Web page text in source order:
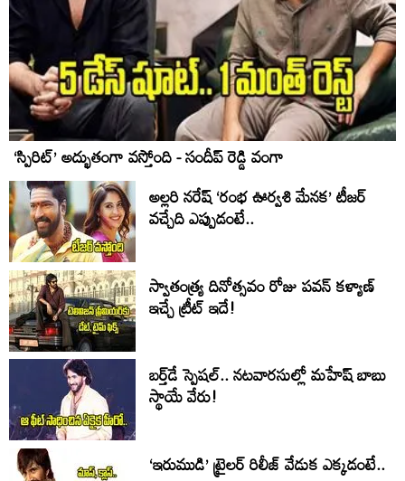
‘స్పిరిట్’ అద్భుతంగా వస్తోంది - సందీప్ రెడ్డి వంగా
అల్లరి నరేష్ ‘రంభ ఊర్వశి మేనక’ టీజర్
వచ్చేది ఎప్పుడంటే..
స్వాతంత్య్ర దినోత్సవం రోజు పవన్ కళ్యాణ్
ఇచ్చే ట్రీట్ ఇదే!
బర్త్‌‌డే స్పెషల్.. నటవారసుల్లో మహేష్ బాబు
స్థాయే వేరు!
‘ఇరుముడి’ ట్రైలర్ రిలీజ్ వేడుక ఎక్కడంటే..